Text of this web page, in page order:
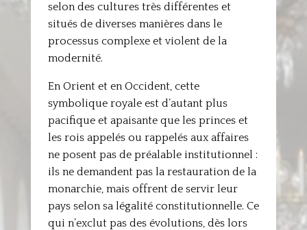
selon des cultures très différentes et
situés de diverses manières dans le
processus complexe et violent de la
modernité.
En Orient et en Occident, cette
symbolique royale est d’autant plus
pacifique et apaisante que les princes et
les rois appelés ou rappelés aux affaires
ne posent pas de préalable institutionnel :
ils ne demandent pas la restauration de la
monarchie, mais offrent de servir leur
pays selon sa légalité constitutionnelle. Ce
qui n’exclut pas des évolutions, dès lors